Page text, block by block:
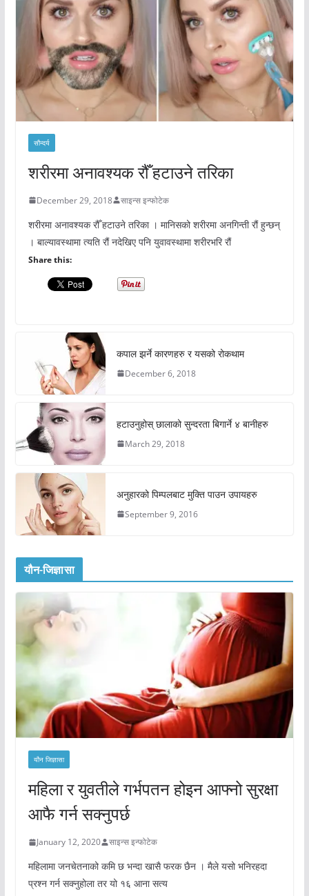
सौन्दर्य
शरीरमा अनावश्यक रौँ हटाउने तरिका
December 29, 2018 साइन्स इन्फोटेक
शरीरमा अनावश्यक रौँ हटाउने तरिका । मानिसको शरीरमा अनगिन्ती रौं हुन्छन्
। बाल्यावस्थामा त्यति रौं नदेखिए पनि युवावस्थामा शरीरभरि रौं
Share this:
कपाल झर्ने कारणहरु र यसको रोकथाम
December 6, 2018
हटाउनुहोस् छालाको सुन्दरता बिगार्ने ४ बानीहरु
March 29, 2018
अनुहारको पिम्पलबाट मुक्ति पाउन उपायहरु
September 9, 2016
यौन-जिज्ञासा
यौन जिज्ञासा
महिला र युवतीले गर्भपतन होइन आफ्नो सुरक्षा
आफै गर्न सक्नुपर्छ
January 12, 2020 साइन्स इन्फोटेक
महिलामा जनचेतनाको कमि छ भन्दा खासै फरक छैन । मैले यसो भनिरहदा
प्रश्न गर्न सक्नुहोला तर यो १६ आना सत्य